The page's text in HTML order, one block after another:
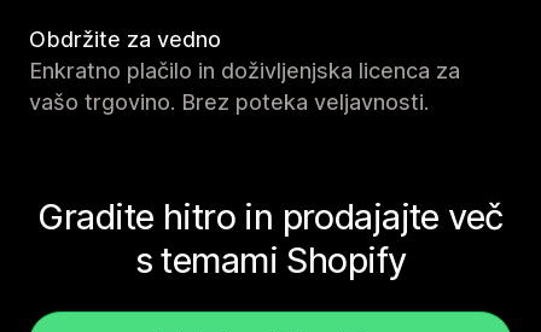
Obdržite za vedno
Enkratno plačilo in doživljenjska licenca za
vašo trgovino. Brez poteka veljavnosti.
Gradite hitro in prodajajte več
s temami Shopify